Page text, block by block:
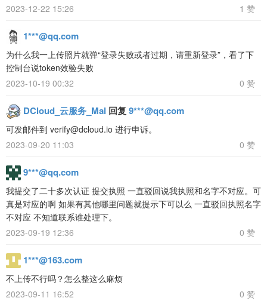
2023-12-22 15:26
1 赞
1***@qq.com
为什么我一上传照片就弹“登录失败或者过期，请重新登录”，看了下
控制台说token效验失败
2023-10-19 00:32
0 赞
DCloud_云服务_Mal 回复 9***@qq.com
可发邮件到 verify@dcloud.io 进行申诉。
2023-09-20 11:03
0 赞
9***@qq.com
我提交了二十多次认证 提交执照 一直驳回说我执照和名字不对应。可
真是对应的啊 如果有其他哪里问题就提示下可以么 一直驳回执照名字
不对应 不知道联系谁处理下。
2023-09-19 12:36
0 赞
1***@163.com
不上传不行吗？怎么整这么麻烦
2023-09-11 16:52
0 赞